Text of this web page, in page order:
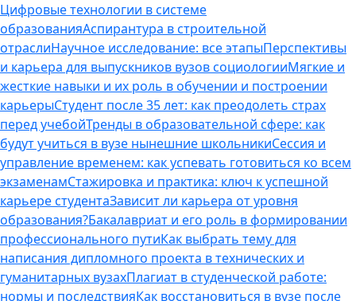
Цифровые технологии в системе
образованияАспирантура в строительной
отраслиНаучное исследование: все этапыПерспективы
и карьера для выпускников вузов социологииМягкие и
жесткие навыки и их роль в обучении и построении
карьерыСтудент после 35 лет: как преодолеть страх
перед учебойТренды в образовательной сфере: как
будут учиться в вузе нынешние школьникиСессия и
управление временем: как успевать готовиться ко всем
экзаменамСтажировка и практика: ключ к успешной
карьере студентаЗависит ли карьера от уровня
образования?Бакалавриат и его роль в формировании
профессионального путиКак выбрать тему для
написания дипломного проекта в технических и
гуманитарных вузахПлагиат в студенческой работе:
нормы и последствияКак восстановиться в вузе после